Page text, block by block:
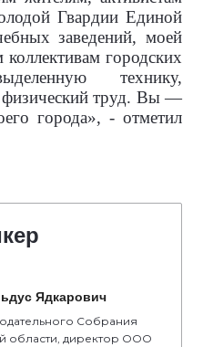
Гвардии Единой
заведений, моей
городских
технику,
труд. Вы —
города», - отметил
Ядкарович
Собрания
области, директор ООО